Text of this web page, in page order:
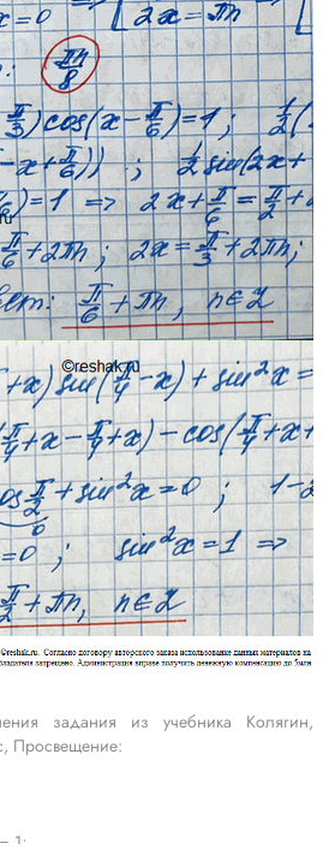
задания из учебника Колягин,
Просвещение:
1;